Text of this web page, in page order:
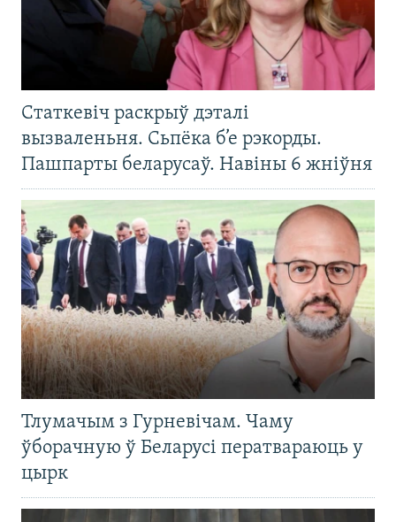
Статкевіч раскрыў дэталі
вызваленьня. Сьпёка б’е рэкорды.
Пашпарты беларусаў. Навіны 6 жніўня
Тлумачым з Гурневічам. Чаму
ўборачную ў Беларусі ператвараюць у
цырк